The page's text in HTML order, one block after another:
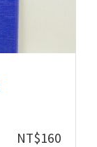
NT$160